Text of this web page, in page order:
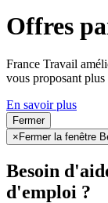
Offres
France Travail
vous proposant
En savoir plus
Fermer
× Fermer la fenêtre
Besoin
d'emploi ?